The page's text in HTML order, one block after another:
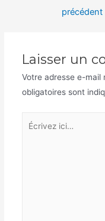
précédent
Laisser un
Votre adresse e-mail
obligatoires sont
Écrivez